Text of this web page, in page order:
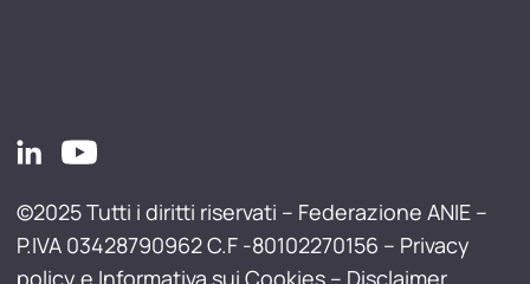
©2025 Tutti i diritti riservati – Federazione ANIE –
P.IVA 03428790962 C.F -80102270156 – Privacy